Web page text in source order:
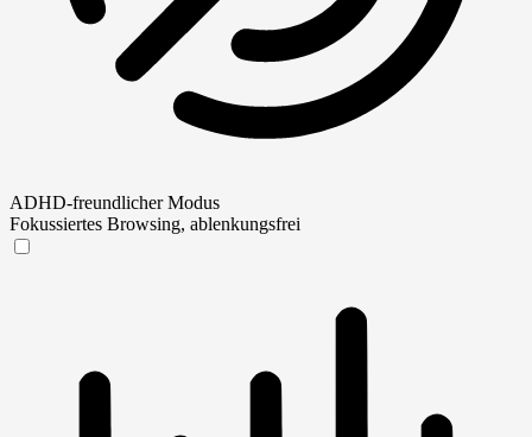
ADHD-freundlicher Modus
Fokussiertes Browsing, ablenkungsfrei